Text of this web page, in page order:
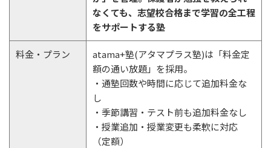
なくても、志望校合格まで学習の全工程
をサポートする塾
料金・プラン
atama+塾(アタマプラス塾)は「料金定
額の通い放題」を採用。
・通塾回数や時間に応じて追加料金な
し
・季節講習・テスト前も追加料金なし
・授業追加・授業変更も柔軟に対応
（定額）